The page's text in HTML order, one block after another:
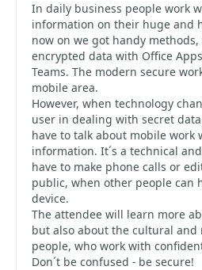
In daily business people work
information on their huge and
now on we got handy
encrypted data with Office
Teams. The modern secure
mobile area.
However, when technology
user in dealing with secret
have to talk about mobile work
information. It´s a technical
have to make phone calls or
public, when other people can
device.
The attendee will learn more
but also about the cultural and
people, who work with
Don´t be confused - be secure!